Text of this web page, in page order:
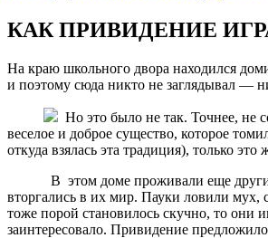
КАК ПРИВИДЕНИЕ
На краю школьного двора находился
и поэтому сюда никто не заглядывал —
Но это было не так. Точнее, не
веселое и доброе существо, которое
откуда взялась эта традиция), только
В этом доме проживали еще другие
вторгались в их мир. Пауки ловили мух,
тоже порой становилось скучно, то они
заинтересовало. Привидение